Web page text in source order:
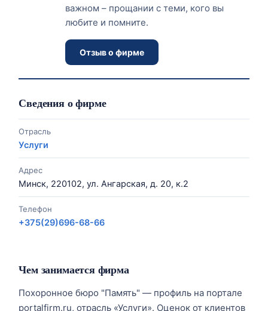
важном – прощании с теми, кого вы
любите и помните.
Отзыв о фирме
Сведения о фирме
Отрасль
Услуги
Адрес
Минск, 220102, ул. Ангарская, д. 20, к.2
Телефон
+375(29)696-68-66
Чем занимается фирма
Похоронное бюро "Память" — профиль на портале
portalfirm.ru, отрасль «Услуги». Оценок от клиентов